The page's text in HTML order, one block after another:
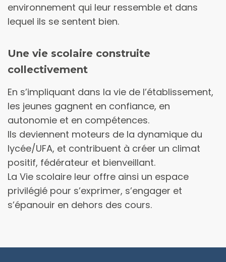
environnement qui leur ressemble et dans
lequel ils se sentent bien.
Une vie scolaire construite
collectivement
En s’impliquant dans la vie de l’établissement,
les jeunes gagnent en confiance, en
autonomie et en compétences.
Ils deviennent moteurs de la dynamique du
lycée/UFA, et contribuent à créer un climat
positif, fédérateur et bienveillant.
La Vie scolaire leur offre ainsi un espace
privilégié pour s’exprimer, s’engager et
s’épanouir en dehors des cours.